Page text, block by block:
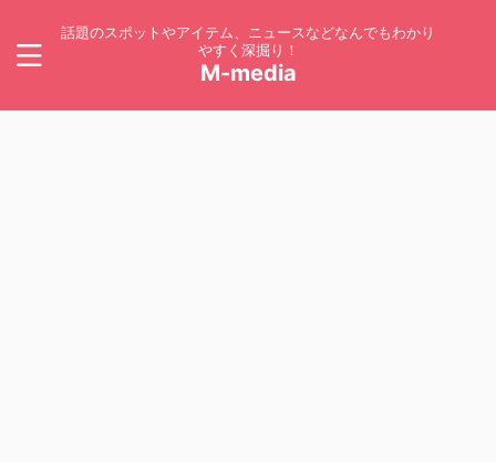
話題のスポットやアイテム、ニュースなどなんでもわかり
やすく深掘り！
M-media